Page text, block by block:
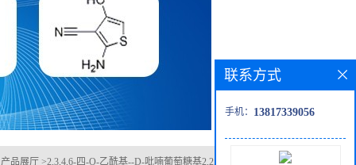
产品展厅 >2,3,4,6-四-O-乙酰基--D-吡喃葡萄糖基2,2,2-三氯乙酰亚胺酯
联系方式
手机： 13817339056